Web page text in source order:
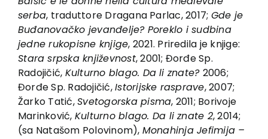
serba, traduttore Dragana Parlac, 2017; Gde je
Buđanovačko jevanđelje? Poreklo i sudbina
jedne rukopisne knjige, 2021. Priredila je knjige:
Stara srpska književnost, 2001; Đorđe Sp.
Radojičić, Kulturno blago. Da li znate? 2006;
Đorđe Sp. Radojičić,Istorijske rasprave, 2007;
Žarko Tatić,Svetogorskapisma, 2011; Borivoje
Marinković, Kulturnoblago. Da li znate 2, 2014;
(sa Natašom Polovinom), Monahinja Jefimija –